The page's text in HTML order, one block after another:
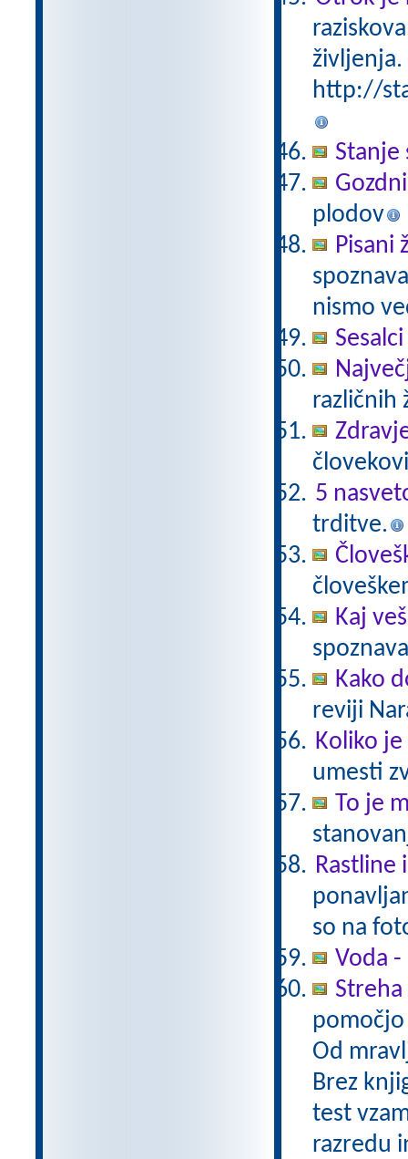
življenja.
http://
Stanje
plodov
Pisani
nismo
Sesalci
različnih
5
trditve.
Kaj
Kako
reviji
Koliko
umesti
To je
Rastline
so na
Voda
Od
Brez
test
razredu